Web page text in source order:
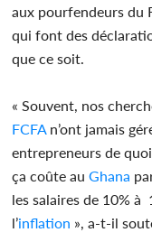
aux pourfendeurs du
qui font des
que ce soit.
« Souvent, nos
FCFA n’ont jamais
entrepreneurs de
ça coûte auGhana
les salaires de 10% à
l’inflation », a-t-il